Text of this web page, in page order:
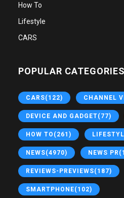
How To
Lifestyle
CARS
POPULAR CATEGORIES
CARS(122) CHANNEL
DEVICE AND GADGET(77)
HOW TO (261)
NEWS(4970) NEWS PR
REVIEWS-PREVIEWS(187)
SMARTPHONE(102)